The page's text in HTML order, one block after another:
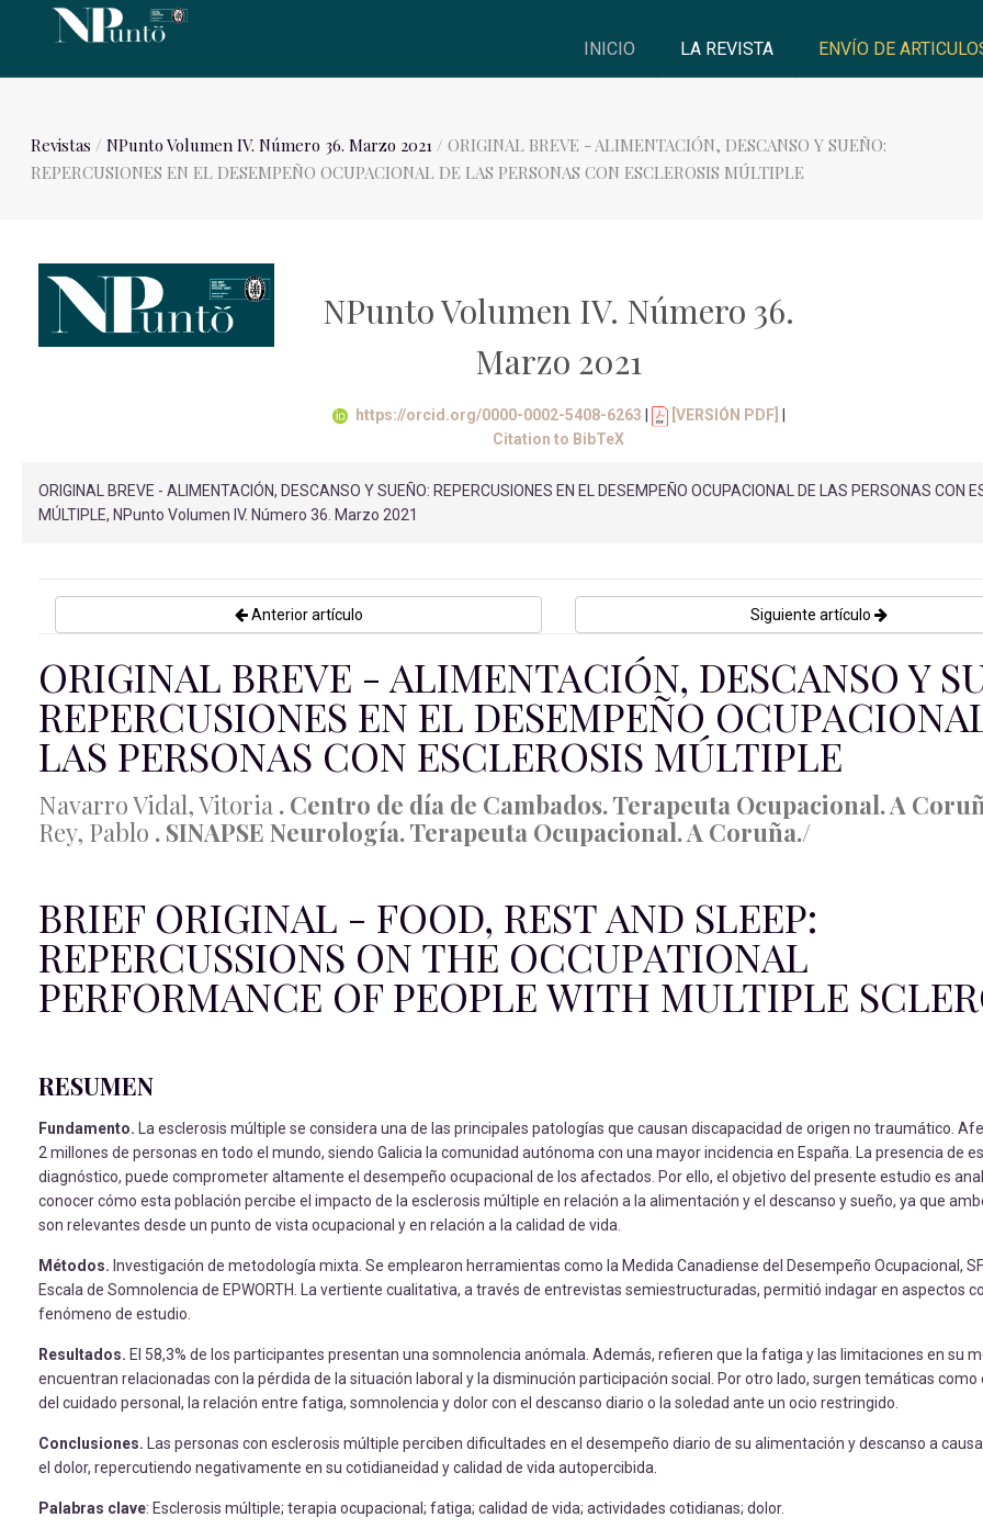
INICIO LA REVISTA ENVÍO DE
Revistas /NPunto Volumen IV. Número 36. Marzo 2021 / ORIGINAL BREVE - ALIMENTACIÓN, DESCANSO Y SUEÑO:
REPERCUSIONES EN EL DESEMPEÑO OCUPACIONAL DE LAS PERSONAS CON ESCLEROSIS MÚLTIPLE
NPunto Volumen IV. Número 36.
Marzo 2021
https://orcid.org/0000-0002-5408-6263 [VERSIÓN PDF]
Citation to BibTeX
ORIGINAL BREVE - ALIMENTACIÓN, DESCANSO Y SUEÑO: REPERCUSIONES EN EL DESEMPEÑO OCUPACIONAL DE LAS PERSONAS CON
MÚLTIPLE, NPunto Volumen IV. Número 36. Marzo 2021
Anterior artículo Siguiente artículo
ORIGINAL BREVE - ALIMENTACIÓN, DESCANSO Y
REPERCUSIONES EN EL DESEMPEÑO
LAS PERSONAS CON ESCLEROSIS MÚLTIPLE
Navarro Vidal, Vitoria . Centro de día de Cambados. Terapeuta Ocupacional. A
Rey, Pablo . SINAPSE Neurología. Terapeuta Ocupacional. A Coruña./
BRIEF ORIGINAL - FOOD, REST AND SLEEP:
REPERCUSSIONS ON THE OCCUPATIONAL
PERFORMANCE OF PEOPLE WITH MULTIPLE
RESUMEN
Fundamento.
La esclerosis múltiple se considera una de las principales patologías que causan discapacidad de origen no traumático.
2 millones de personas en todo el mundo, siendo Galicia la comunidad autónoma con una mayor incidencia en España. La presencia de
diagnóstico, puede comprometer altamente el desempeño ocupacional de los afectados. Por ello, el objetivo del presente estudio es
conocer cómo esta población percibe el impacto de la esclerosis múltiple en relación a la alimentación y el descanso y sueño, ya que
son relevantes desde un punto de vista ocupacional y en relación a la calidad de vida.
Métodos. Investigación de metodología mixta. Se emplearon herramientas como la Medida Canadiense del Desempeño Ocupacional,
Escala de Somnolencia de EPWORTH. La vertiente cualitativa, a través de entrevistas semiestructuradas, permitió indagar en aspectos
fenómeno de estudio.
Resultados. El 58,3% de los participantes presentan una somnolencia anómala. Además, refieren que la fatiga y las limitaciones en su
encuentran relacionadas con la pérdida de la situación laboral y la disminución participación social. Por otro lado, surgen temáticas como
del cuidado personal, la relación entre fatiga, somnolencia y dolor con el descanso diario o la soledad ante un ocio restringido.
Conclusiones.
Las personas con esclerosis múltiple perciben dificultades en el desempeño diario de su alimentación y descanso a
el dolor, repercutiendo negativamente en su cotidianeidad y calidad de vida autopercibida.
Palabras clave: Esclerosis múltiple; terapia ocupacional; fatiga; calidad de vida; actividades cotidianas; dolor.